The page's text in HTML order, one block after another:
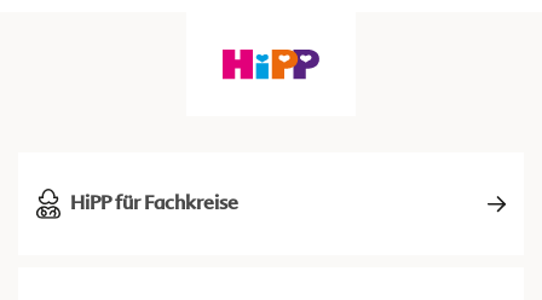
HiPP für Fachkreise